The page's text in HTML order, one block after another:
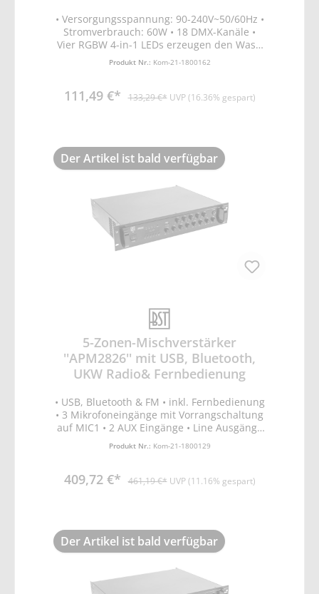
• Versorgungsspannung: 90-240V~50/60Hz •
Stromverbrauch: 60W • 18 DMX-Kanäle •
Vier RGBW 4-in-1 LEDs erzeugen den Wash
Effekt • 3 x 3W purpur + weisse LEDs • 1 x
Stroboskop: 20 Blitze/Sek. • Betriebsarten:
Produkt Nr.: Kom-21-1800162
111,49 €* 133,29 €* UVP (16.36% gespart)
Der Artikel ist bald verfügbar
5-Zonen-Mischverstärker
''APM2826'' mit USB, Bluetooth,
UKW Radio& Fernbedienung
• USB, Bluetooth & FM • inkl. Fernbedienung
• 3 Mikrofoneingänge mit Vorrangschaltung
auf MIC1 • 2 AUX Eingänge • Line Ausgänge
zum Anschluss von 2 zusätzlichen
Verstärkern • Separate Lautstärkeregler für
Bass/Treble Regler • Schutzschaltungen:
• Gewicht: 15,4kg • Sicherung: 4A • UKW-
Frequenzband: 87.5-107.5MHz • Leistung:
240W • Ausgänge: Low impedance 4-16
Ohms Line 70V & 100V • Signal-Rausch-
Verhältnis: >= 75dB • Frequenzbereich: 60Hz
Produkt Nr.: Kom-21-1800129
409,72 €* 461,19 €* UVP (11.16% gespart)
Der Artikel ist bald verfügbar